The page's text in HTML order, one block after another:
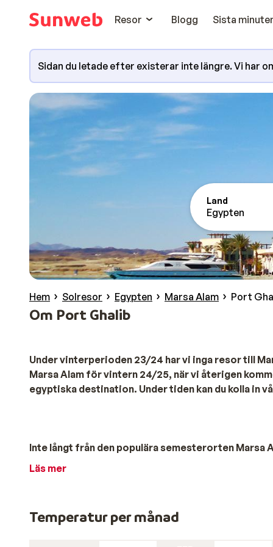
Resor
Blogg Sista
Sidan du letade efter existerar inte längre. Vi har
Land
Egypten
Hem Solresor Egypten Marsa Alam Port
Om Port Ghalib
Under vinterperioden 23/24 har vi inga resor till
Marsa Alam för vintern 24/25, när vi återigen
egyptiska destination. Under tiden kan du kolla in
Inte långt från den populära semesterorten Marsa
Denna lilla hamnstad har blivit väldigt lyxigt under
Snorkling
Läs mer
Temperatur per månad